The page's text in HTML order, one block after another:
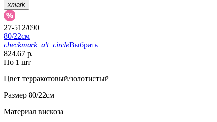
xmark
27-512/090
80/22см
checkmark_alt_circleВыбрать
824.67 р.
По 1 шт
Цвет терракотовый/золотистый
Размер 80/22см
Материал вискоза